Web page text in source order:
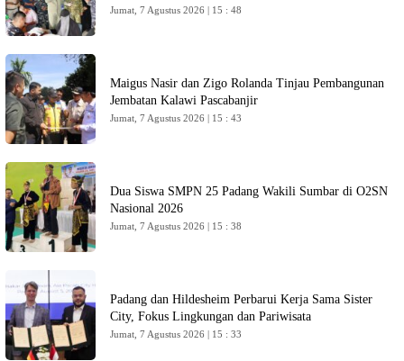
Jumat, 7 Agustus 2026 | 15 : 48
Maigus Nasir dan Zigo Rolanda Tinjau Pembangunan
Jembatan Kalawi Pascabanjir
Jumat, 7 Agustus 2026 | 15 : 43
Dua Siswa SMPN 25 Padang Wakili Sumbar di O2SN
Nasional 2026
Jumat, 7 Agustus 2026 | 15 : 38
Padang dan Hildesheim Perbarui Kerja Sama Sister
City, Fokus Lingkungan dan Pariwisata
Jumat, 7 Agustus 2026 | 15 : 33